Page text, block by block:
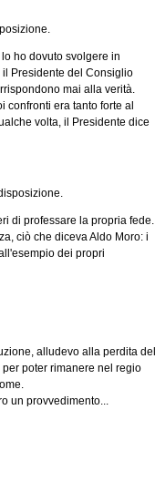
ho dovuto svolgere in
Presidente del Consiglio
mai alla verità.
confronti era tanto forte al
volta, il Presidente dice
di professare la propria fede.
ciò che diceva Aldo Moro: i
dei propri
alludevo alla perdita del
poter rimanere nel regio
un provvedimento...